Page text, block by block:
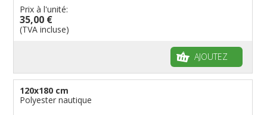
Prix à l'unité:
35,00 €
(TVA incluse)
AJOUTEZ
120x180 cm
Polyester nautique